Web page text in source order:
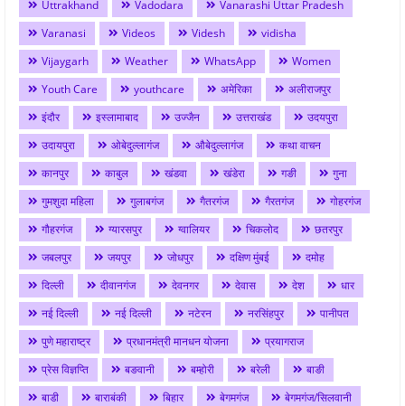
Uttrakhand
Vadodara
Vanarashi Uttar Pradesh
Varanasi
Videos Videsh
vidisha
Vijaygarh
Weather WhatsApp
Women
Youth Care
youthcare अमेरिका
अलीराजपुर
इंदौर
इस्लामाबाद उज्जैन उत्तराखंड
उदयपुरा
उदायपुरा
ओबेदुल्लागंज औबेदुल्लागंज
कथा वाचन
कानपुर
काबुल खंडवा खंडेरा गङी
गुना
गुमशुदा महिला
गुलाबगंज गैतरगंज गैरतगंज
गोहरगंज
गौहरगंज
ग्यारसपुर ग्वालियर चिकलोद
छतरपुर
जबलपुर
जयपुर जोधपुर दक्षिण मुंबई
दमोह
दिल्ली
दीवानगंज देवनगर देवास देश
धार
नई दिल्ली
नई दिल्ली नटेरन नरसिंहपुर
पानीपत
पुणे महाराष्ट्र
प्रधानमंत्री मानधन योजना
प्रयागराज
प्रेस विज्ञप्ति
बङवानी बम्होरी बरेली
बाङी
बाडी
बाराबंकी बिहार बेगमगंज
बेगमगंज/सिलवानी